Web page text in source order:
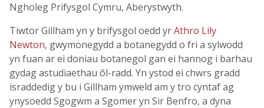
Ngholeg Prifysgol Cymru, Aberystwyth.
Tiwtor Gillham yn y brifysgol oedd yrAthro Lily
Newton, gwymonegydd a botanegydd o fri a sylwodd
yn fuan ar ei doniau botanegol gan ei hannog i barhau
gydag astudiaethau ôl-radd. Yn ystod ei chwrs gradd
israddedig y bu i Gillham ymweld am y tro cyntaf ag
ynysoedd Sgogwm a Sgomer yn Sir Benfro, a dyna